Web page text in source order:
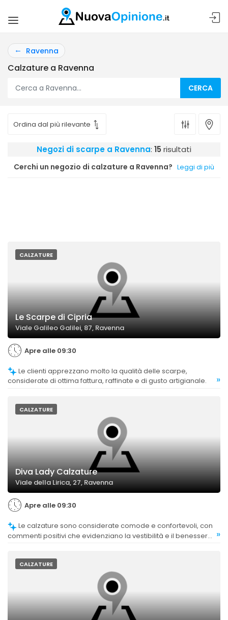
Ravenna
Calzature a Ravenna
CERCA
Negozi di scarpe a Ravenna: 15 risultati
Cerchi un negozio di calzature a Ravenna? Leggi di più
CALZATURE
Le Scarpe di Cipria
Viale Galileo Galilei, 87, Ravenna
Apre alle 09:30
considerate di ottima fattura, raffinate e di gusto artigianale.
»
CALZATURE
Diva Lady Calzature
Viale della Lirica, 27, Ravenna
Apre alle 09:30
commenti positivi che evidenziano la vestibilità e il benessere »
CALZATURE